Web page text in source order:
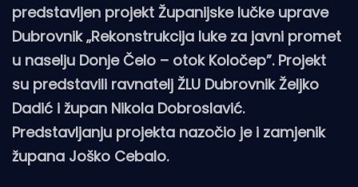
predstavljen projekt Županijske lučke uprave
Dubrovnik „Rekonstrukcija luke za javni promet
u naselju Donje Čelo – otok Koločep”. Projekt
su predstavili ravnatelj ŽLU Dubrovnik Željko
Dadić i župan Nikola Dobroslavić.
Predstavljanju projekta nazočio je i zamjenik
župana Joško Cebalo.